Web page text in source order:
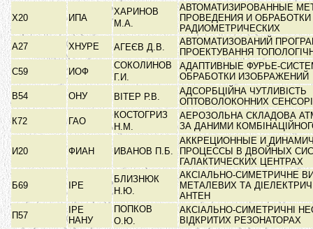
Х20 ИПА
ХАРИНОВ
М.А.
АВТОМАТИЗИРОВАННЫЕ
ПРОВЕДЕНИЯ И ОБРАБОТКИ
РАДИОМЕТРИЧЕСКИХ
А27
ХНУРЕ АГЕЄВ Д.В.
АВТОМАТИЗОВАНИЙ
ПРОЕКТУВАННЯ
С59
ИОФ
СОКОЛИНОВ
Г.И.
АДАПТИВНЫЕ ФУРЬЕ-
ОБРАБОТКИ ИЗОБРАЖЕНИЙ
В54
ОНУ ВІТЕР Р.В.
АДСОРБЦІЙНА ЧУТЛИВІСТЬ
ОПТОВОЛОКОННИХ
К72
ГАО
КОСТОГРИЗ
Н.М.
АЕРОЗОЛЬНА СКЛАДОВА
ЗА ДАНИМИ
И20 ФИАН ИВАНОВ П.Б.
АККРЕЦИОННЫЕ И
ПРОЦЕССЫ В ДВОЙНЫХ
ГАЛАКТИЧЕСКИХ ЦЕНТРАХ
Б69 ІРЕ
БЛИЗНЮК
Н.Ю.
АКСІАЛЬНО-СИМЕТРИЧНЕ
МЕТАЛЕВИХ ТА
АНТЕН
П57
ІРЕ
НАНУ
ПОПКОВ
О.Ю.
АКСІАЛЬНО-СИМЕТРИЧНІ
ВІДКРИТИХ РЕЗОНАТОРАХ